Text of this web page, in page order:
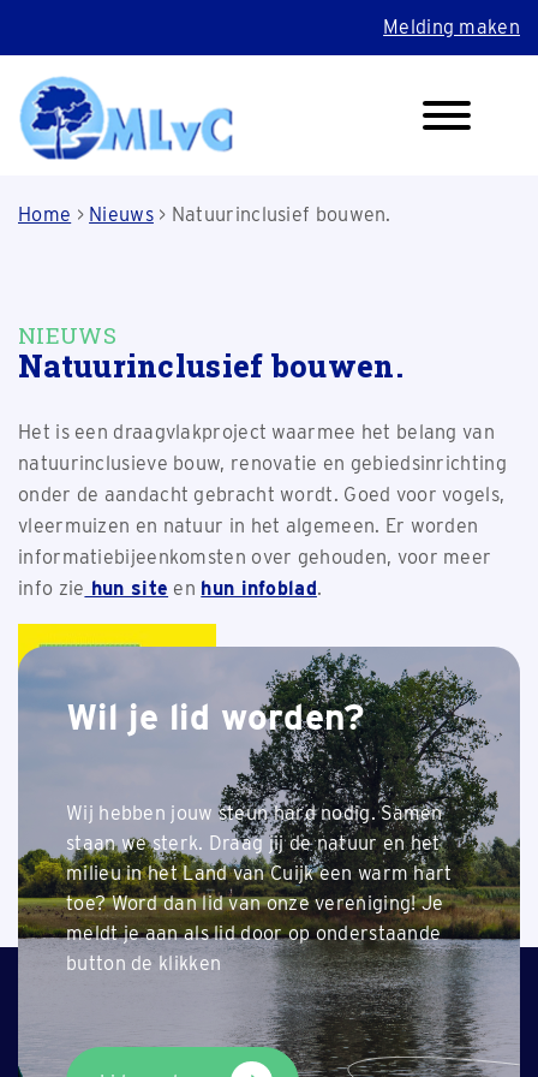
Melding maken
Home > Nieuws> Natuurinclusief bouwen.
NIEUWS
Natuurinclusief bouwen.
Het is een draagvlakproject waarmee het belang van
natuurinclusieve bouw, renovatie en gebiedsinrichting
onder de aandacht gebracht wordt. Goed voor vogels,
vleermuizen en natuur in het algemeen. Er worden
informatiebijeenkomsten over gehouden, voor meer
info zie hun site en hun infoblad.
Terug naar nieuwsoverzicht
Wil je lid worden?
Wij hebben jouw steun hard nodig. Samen
staan we sterk. Draag jij de natuur en het
milieu in het Land van Cuijk een warm hart
toe? Word dan lid van onze vereniging! Je
meldt je aan als lid door op onderstaande
button de klikken